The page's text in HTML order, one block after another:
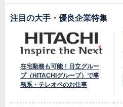
注目の大手・優良企業特集
在宅勤務も可能！日立グルー
プ（HITACHIグループ）で事
務系・テレオペのお仕事